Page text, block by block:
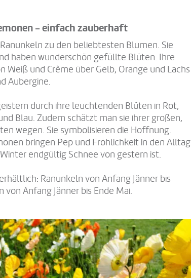
- einfach zauberhaft
zu den beliebtesten Blumen. Sie
haben wunderschön gefüllte Blüten. Ihre
Weiß und Crème über Gelb, Orange und Lachs
Aubergine.
durch ihre leuchtenden Blüten in Rot,
Blau. Zudem schätzt man sie ihrer großen,
wegen. Sie symbolisieren die Hoffnung.
bringen Pep und Fröhlichkeit in den Alltag
endgültig Schnee von gestern ist.
Ranunkeln von Anfang Jänner bis
Anfang Jänner bis Ende Mai.